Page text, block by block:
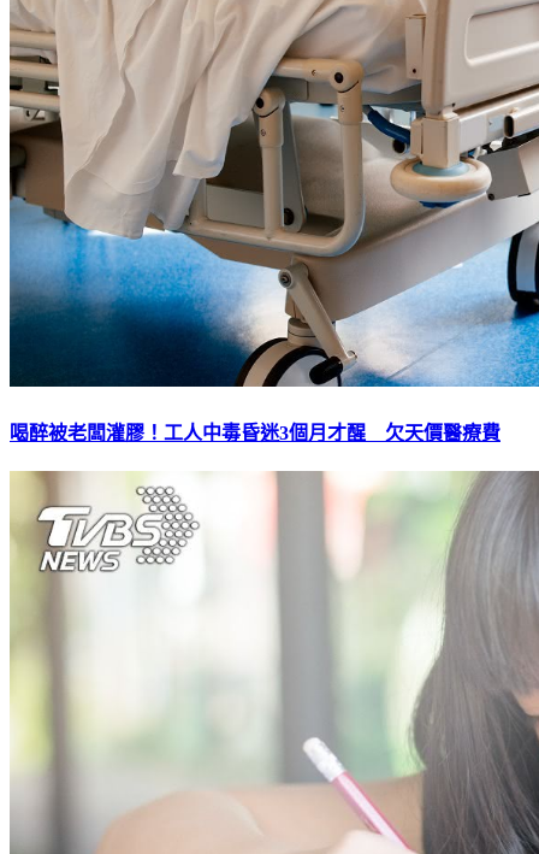
喝醉被老闆灌膠！工人中毒昏迷3個月才醒 欠天價醫療費